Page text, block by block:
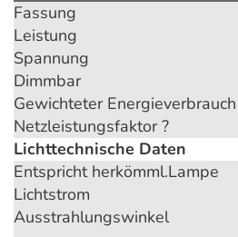
Fassung
Leistung
Spannung
Dimmbar
Gewichteter Energieverbrauch
Netzleistungsfaktor ?
Lichttechnische Daten
Entspricht herkömml.Lampe
Lichtstrom
Ausstrahlungswinkel